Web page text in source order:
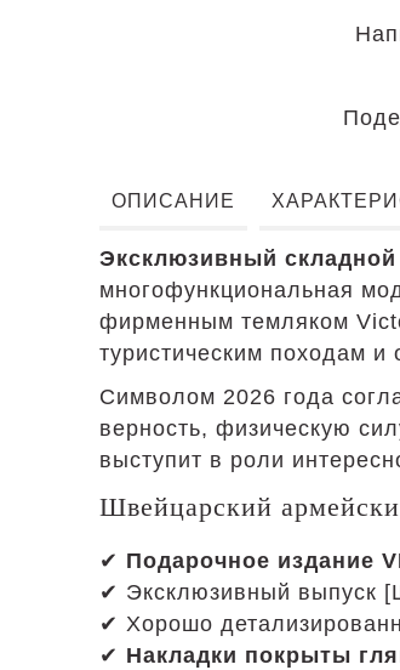
ОПИСАНИЕ
Эксклюзивный
многофункциональная
фирменным темляком
туристическим походам
Символом 2026 года
верность, физическую
выступит в роли
Швейцарский
✔ Подарочное издание
✔ Эксклюзивный выпуск
✔ Хорошо
✔ Накладки покрыты